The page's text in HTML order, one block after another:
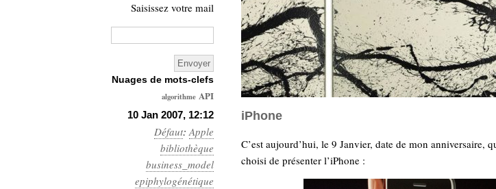
10 Jan 2007, 12:12
Défaut:Apple
bibliothèque
business_model
epiphylogénétique
iPhone
C’est aujourd’hui, le 9 Janvier, date de mon anniversaire,
choisi de présenter l’iPhone :
Saisissez votre mail
Nuages de mots-clefs
algorithme API
Architecture
Ars-
Industrialis
business_model